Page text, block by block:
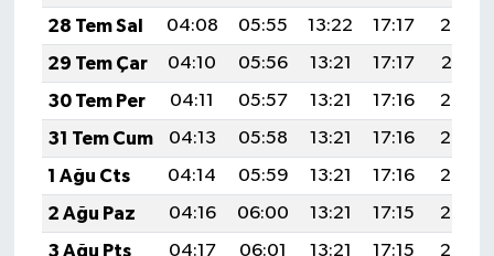
28 Tem Sal
04:08 05:55 13:22 17:17
20:38
29 Tem Çar
04:10 05:56 13:21 17:17
20:37
30 Tem Per
04:11 05:57 13:21 17:16
20:36
31 Tem Cum
04:13 05:58 13:21 17:16
20:35
1 Ağu Cts
04:14 05:59 13:21 17:16
20:34
2 Ağu Paz
04:16 06:00 13:21 17:15
20:33
3 Ağu Pts
04:17 06:01 13:21 17:15
20:32